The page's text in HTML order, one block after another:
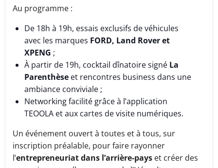
Au programme :
De 18h à 19h, essais exclusifs de véhicules
avec les marques FORD, Land Rover et
XPENG ;
À partir de 19h, cocktail dînatoire signé La
Parenthèse et rencontres business dans une
ambiance conviviale ;
Networking facilité grâce à l’application
TEOOLA et aux cartes de visite numériques.
Un événement ouvert à toutes et à tous, sur
inscription préalable, pour faire rayonner
l’entrepreneuriat dans l’arrière-pays et créer des